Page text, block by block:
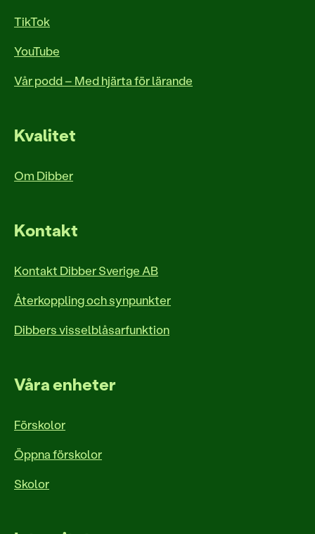
TikTok
YouTube
Vår podd – Med hjärta för lärande
Kvalitet
Om Dibber
Kontakt
Kontakt Dibber Sverige AB
Återkoppling och synpunkter
Dibbers visselblåsarfunktion
Våra enheter
Förskolor
Öppna förskolor
Skolor